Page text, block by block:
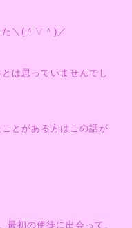
た＼(＾▽＾)／
は思っていませんでし
とがある方はこの話が
最初の使徒に出会って、